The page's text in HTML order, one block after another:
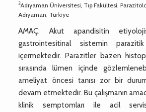
3Adıyaman Üniversitesi, Tıp Fakültesi,
Adıyaman, Türkiye
AMAÇ: Akut apandisitin
gastrointesitinal sistemin parazitik
içermektedir. Parazitler bazen
sırasında lümen içinde
ameliyat öncesi tanısı zor bir
devam etmektedir. Bu çalışmanın
klinik semptomları ile acil